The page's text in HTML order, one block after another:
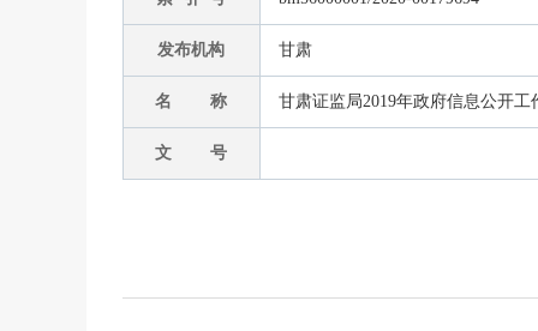
发布机构 甘肃
名 称 甘肃证监局2019年政府信息公开工
文 号